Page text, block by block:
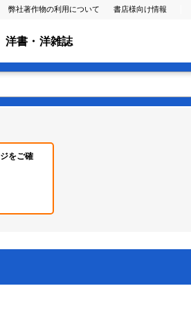
弊社著作物の利用について 書店様向け情報
洋書・洋雑誌
をご確